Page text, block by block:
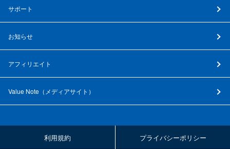
サポート
お知らせ
アフィリエイト
Value Note（ メディアサイト ）
利用規約 プライバシーポリシー